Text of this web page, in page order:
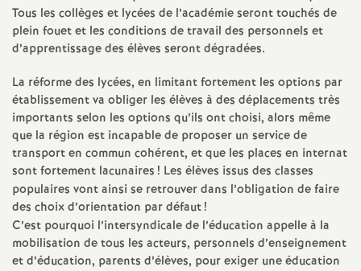
e
g
r
é
O
r
Tous les collèges et lycées de l’académie seront touchés de
plein fouet et les conditions de travail des personnels et
d’apprentissage des élèves seront dégradées.
La réforme des lycées, en limitant fortement les options par
établissement va obliger les élèves à des déplacements très
importants selon les options qu’ils ont choisi, alors même
que la région est incapable de proposer un service de
transport en commun cohérent, et que les places en internat
sont fortement lacunaires ! Les élèves issus des classes
populaires vont ainsi se retrouver dans l’obligation de faire
des choix d’orientation par défaut!
C’est pourquoi l’intersyndicale de l’éducation appelle à la
mobilisation de tous les acteurs, personnels d’enseignement
et d’éducation, parents d’élèves, pour exiger une éducation